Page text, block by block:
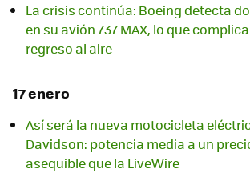
La crisis continúa: Boeing detecta
en su avión 737 MAX, lo que
regreso al aire
17 enero
Así será la nueva motocicleta
Davidson: potencia media a un
asequible que la LiveWire